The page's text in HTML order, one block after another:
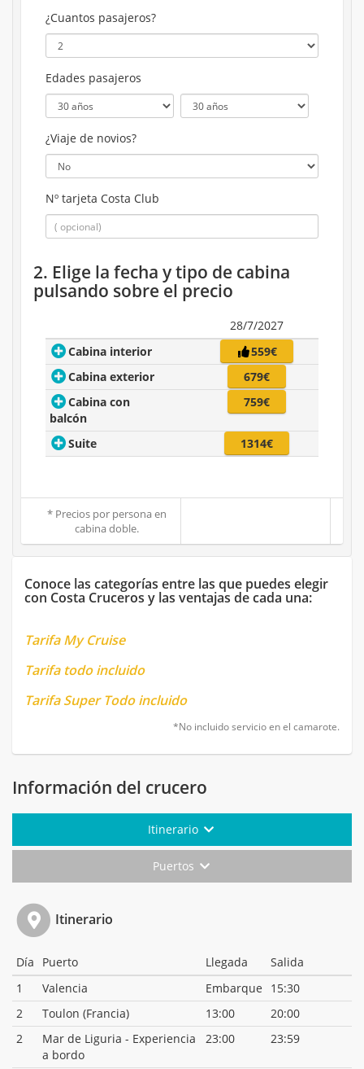
¿Cuantos pasajeros?
Edades pasajeros
¿Viaje de novios?
Nº tarjeta Costa Club
2. Elige la fecha y tipo de cabina
pulsando sobre el precio
28/7/2027
Cabina interior
559€
Cabina exterior
679€
Cabina con
balcón
759€
Suite 1314€
* Precios por persona en
cabina doble.
Conoce las categorías entre las que puedes elegir
con Costa Cruceros y las ventajas de cada una:
Tarifa My Cruise
Tarifa todo incluido
Tarifa Super Todo incluido
*No incluido servicio en el camarote.
Información del crucero
Itinerario
Puertos
Itinerario
Día Puerto Llegada
Salida
1
Valencia Embarque
15:30
2
Toulon (Francia) 13:00
20:00
2
Mar de Liguria - Experiencia
a bordo
23:00 23:59